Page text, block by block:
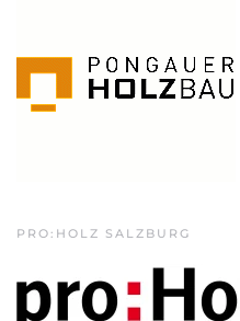
PRO:HOLZ SALZBURG